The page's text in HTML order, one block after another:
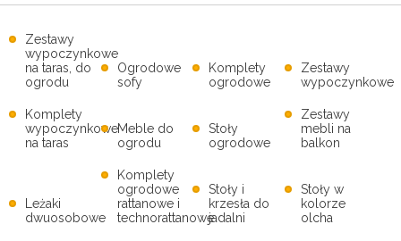
Zestawy
wypoczynkowe
na taras, do
ogrodu
Ogrodowe
sofy
Komplety
ogrodowe
Zestawy
wypoczynkowe
Komplety
wypoczynkowe
na taras
Meble do
ogrodu
Stoły
ogrodowe
Zestawy
mebli na
balkon
Leżaki
dwuosobowe
Komplety
ogrodowe
rattanowe i
technorattanowe
Stoły i
krzesła do
jadalni
Stoły w
kolorze
olcha